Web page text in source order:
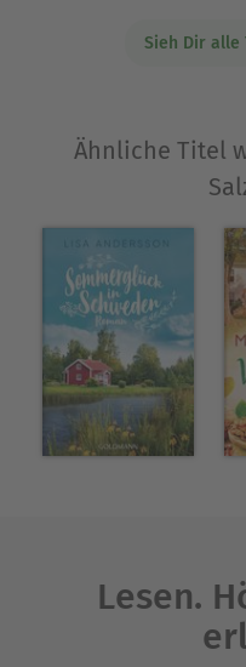
Sieh Dir alle
Ähnliche Titel
Lesen.